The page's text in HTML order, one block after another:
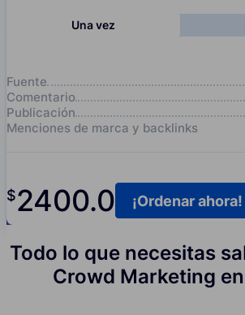
Una vez
Fuente
Comentario
Publicación
Menciones de marca y backlinks
$2400.0 ¡Ordenar ahora!
Todo lo que necesitas
Crowd Marketing